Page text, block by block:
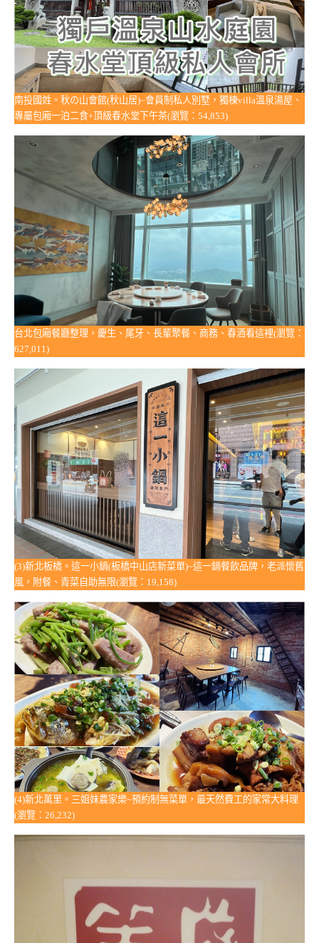
南投國姓。秋の山會館(秋山居)~會員制私人別墅，獨棟villa溫泉湯屋、
專屬包廂一泊二食+頂級春水堂下午茶(瀏覽：54,853)
台北包廂餐廳整理，慶生、尾牙、長輩聚餐、商務、春酒看這裡(瀏覽：
627,011)
(3)新北板橋。這一小鍋(板橋中山店新菜單)~這一鍋餐飲品牌，老派懷舊
風，附餐、青菜自助無限(瀏覽：19,158)
(4)新北萬里。三姐妹農家樂~預約制無菜單，最天然費工的家常大料理
(瀏覽：26,232)